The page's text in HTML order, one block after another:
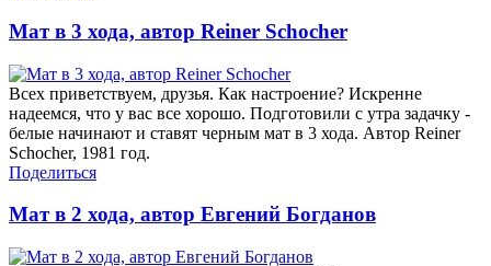
Мат в 3 хода, автор Reiner Schocher
Всех приветствуем, друзья. Как настроение? Искренне
надеемся, что у вас все хорошо. Подготовили с утра задачку -
белые начинают и ставят черным мат в 3 хода. Автор Reiner
Schocher, 1981 год.
Поделиться
Мат в 2 хода, автор Евгений Богданов